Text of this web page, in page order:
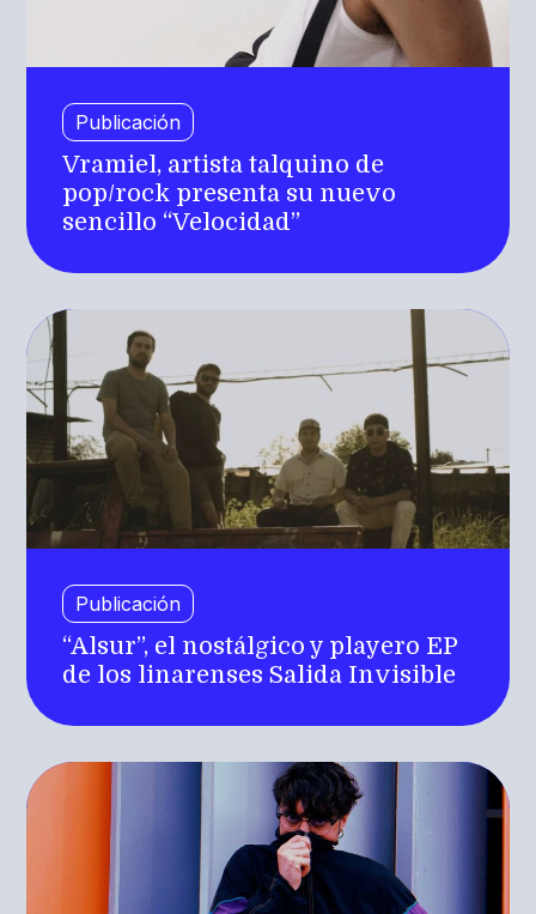
Publicación
Vramiel, artista talquino de
pop/rock presenta su nuevo
sencillo “Velocidad”
Publicación
“Alsur”, el nostálgico y playero EP
de los linarenses Salida Invisible